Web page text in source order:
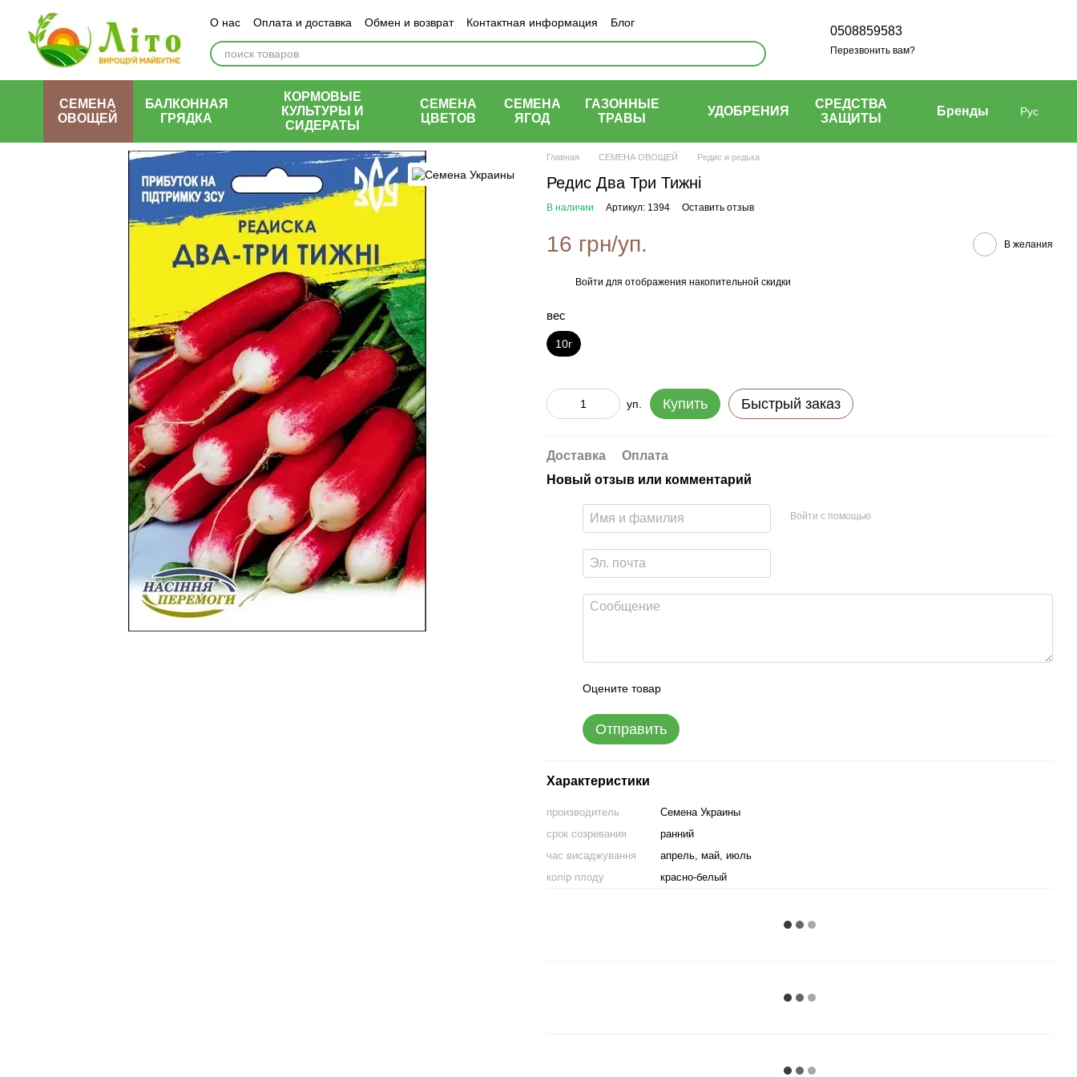
Перейти к основному контенту
О нас Оплата и доставка Обмен и возврат Контактная информация Блог
0508859583
Перезвонить вам?
СЕМЕНА
ОВОЩЕЙ
БАЛКОННАЯ
ГРЯДКА
КОРМОВЫЕ
КУЛЬТУРЫ И
СИДЕРАТЫ
СЕМЕНА
ЦВЕТОВ
СЕМЕНА
ЯГОД
ГАЗОННЫЕ
ТРАВЫ
УДОБРЕНИЯ
СРЕДСТВА
ЗАЩИТЫ
Бренды Рус
Главная СЕМЕНА ОВОЩЕЙ Редис и редька
Редис Два Три Тижні
В наличии Артикул: 1394 Оставить отзыв
16 грн/уп. В желания
Войти для отображения накопительной скидки
вес
10г
уп. Купить Быстрый заказ
Доставка
Оплата
Новый отзыв или комментарий
Войти с помощью
Оцените товар
Отправить
Характеристики
производитель
Семена Украины
срок созревания
ранний
час висаджування
апрель, май, июль
колір плоду
красно-белый